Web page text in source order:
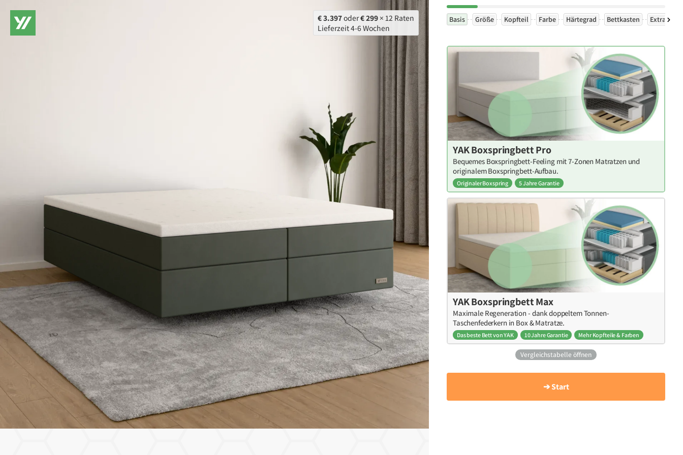
€ 3.397oder€ 299 × 12 Raten
Lieferzeit 4-6 Wochen
Basis Größe Kopfteil Farbe Härtegrad Bettkasten Extras
YAK Boxspringbett Pro
Bequemes Boxspringbett-Feeling mit 7-Zonen Matratzen und
originalem Boxspringbett-Aufbau.
Originaler Boxspring 5 Jahre Garantie
YAK Boxspringbett Max
Maximale Regeneration - dank doppeltem Tonnen-
Taschenfederkern in Box & Matratze.
Das beste Bett von YAK 10 Jahre Garantie Mehr Kopfteile & Farben
Vergleichstabelle öffnen
➔ Start